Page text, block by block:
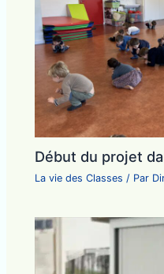
Début du projet
La vie des Classes / Par